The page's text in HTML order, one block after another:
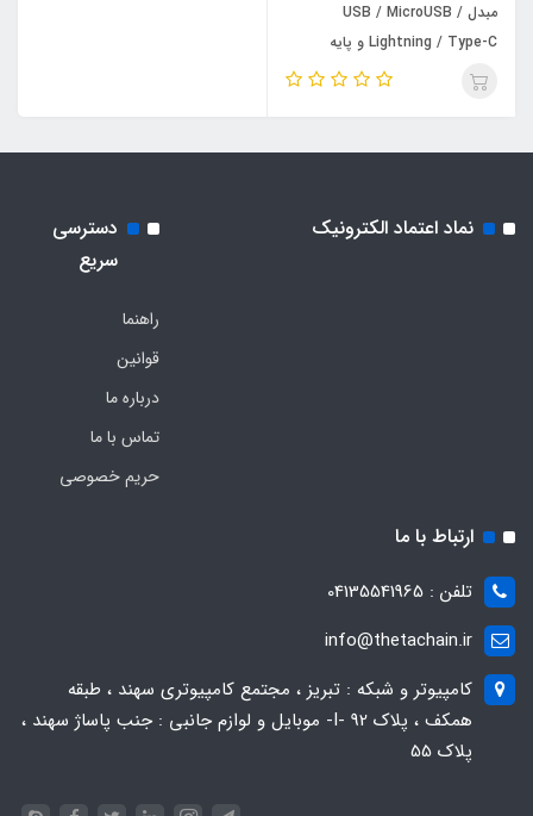
مبدل USB / MicroUSB /
Lightning / Type-C و پایه
نگهدارنده هیسکا مدل HR-01
نماد اعتماد الکترونیک
دسترسی
سریع
راهنما
قوانین
درباره ما
تماس با ما
حریم خصوصی
ارتباط با ما
تلفن : 04135541965
info@thetachain.ir
کامپیوتر و شبکه : تبریز ، مجتمع کامپیوتری سهند ، طبقه
همکف ، پلاک 92 -I- موبایل و لوازم جانبی : جنب پاساژ سهند ،
پلاک 55